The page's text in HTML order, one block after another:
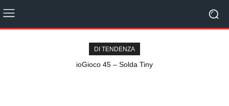
DI TENDENZA
ioGioco 45 – Solda Tiny